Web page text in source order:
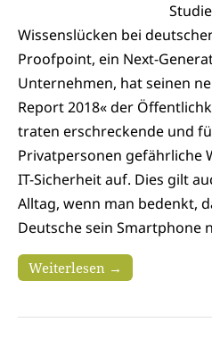
Wissenslücken bei
Proofpoint, ein Next-
Unternehmen, hat seinen
Report 2018« der
traten erschreckende und
Privatpersonen gefährliche
IT-Sicherheit auf. Dies gilt
Alltag, wenn man bedenkt,
Deutsche sein Smartphone
Weiterlesen →